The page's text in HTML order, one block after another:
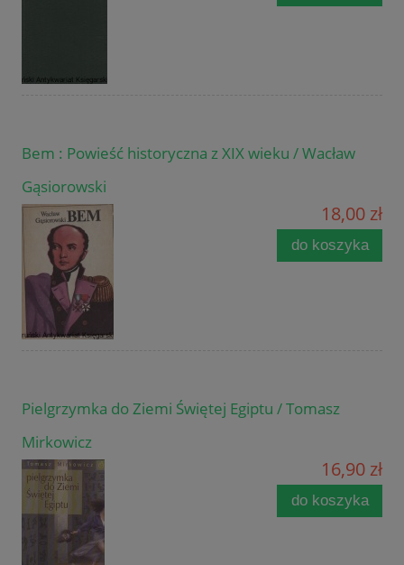
Bem : Powieść historyczna z XIX wieku / Wacław
Gąsiorowski
18,00 zł
do koszyka
Pielgrzymka do Ziemi Świętej Egiptu / Tomasz
Mirkowicz
16,90 zł
do koszyka